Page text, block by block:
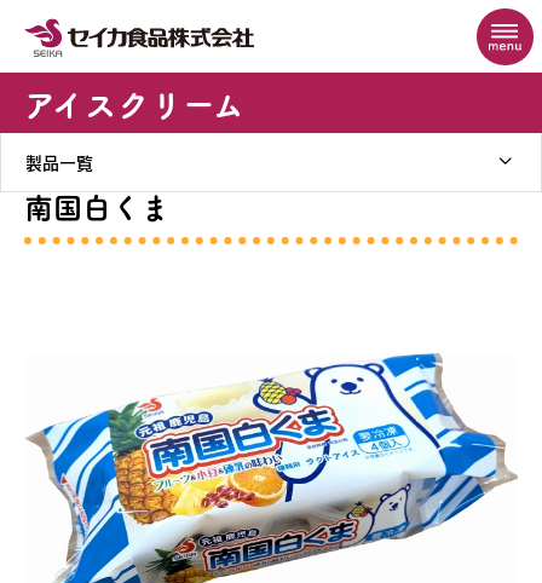
アイスクリーム
製品一覧
南国白くま